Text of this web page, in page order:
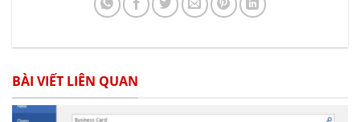
BÀI VIẾT LIÊN QUAN